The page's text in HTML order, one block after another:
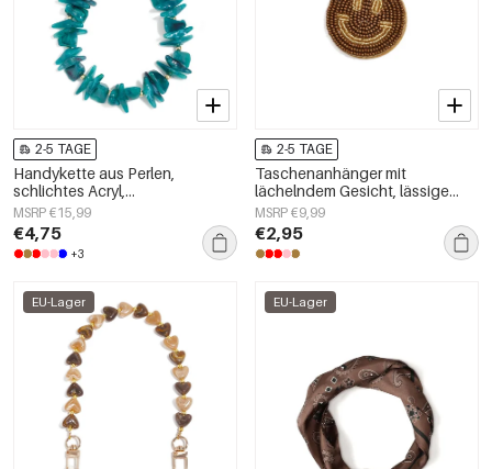
2-5 TAGE
Handykette aus Perlen,
schlichtes Acryl,
Alltagsaccessoire
MSRP €15,99
€4,75
+3
2-5 TAGE
Taschenanhänger mit
lächelndem Gesicht, lässige
Gläser, Alltagsaccessoires
MSRP €9,99
€2,95
EU-Lager EU-Lager